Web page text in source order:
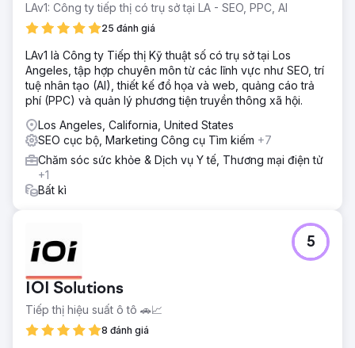
LAv1: Công ty tiếp thị có trụ sở tại LA - SEO, PPC, AI
25 đánh giá
LAv1 là Công ty Tiếp thị Kỹ thuật số có trụ sở tại Los
Angeles, tập hợp chuyên môn từ các lĩnh vực như SEO, trí
tuệ nhân tạo (AI), thiết kế đồ họa và web, quảng cáo trả
phí (PPC) và quản lý phương tiện truyền thông xã hội.
Los Angeles, California, United States
SEO cục bộ, Marketing Công cụ Tìm kiếm +7
Chăm sóc sức khỏe & Dịch vụ Y tế, Thương mại điện tử
+1
Bất kì
IOI Solutions
Tiếp thị hiệu suất ô tô 🚗📈
8 đánh giá
5